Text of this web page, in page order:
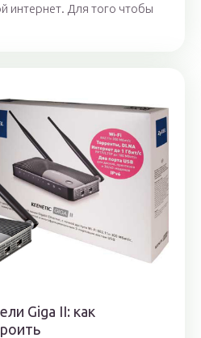
интернет. Для того чтобы
Giga II: как